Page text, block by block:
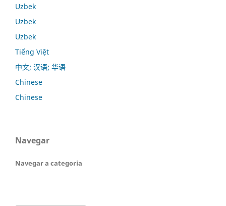
Uzbek
Uzbek
Uzbek
Tiếng Việt
中文; 汉语; 华语
Chinese
Chinese
Navegar
Navegar a categoria